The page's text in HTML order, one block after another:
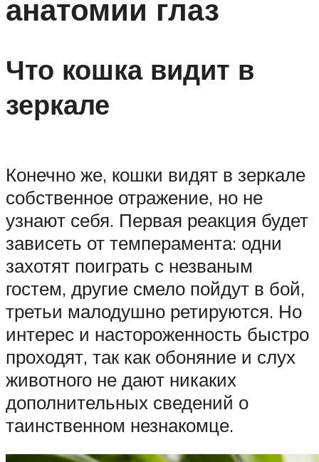
анатомии глаз
Что кошка видит в
зеркале
Конечно же, кошки видят в зеркале
собственное отражение, но не
узнают себя. Первая реакция будет
зависеть от темперамента: одни
захотят поиграть с незваным
гостем, другие смело пойдут в бой,
третьи малодушно ретируются. Но
интерес и настороженность быстро
проходят, так как обоняние и слух
животного не дают никаких
дополнительных сведений о
таинственном незнакомце.